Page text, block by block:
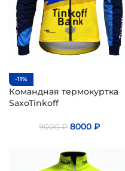
-11%
Командная термокуртка
SaxoTinkoff
9000₽ 8000₽